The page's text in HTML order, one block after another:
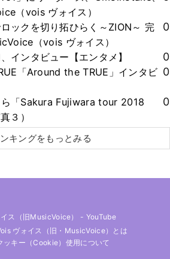
（vois ヴォイス）
ロックを切り拓ひらく～ZION～ 完
（vois ヴォイス）
0
インタビュー【エンタメ】
0
「Around the TRUE」インタビ 0
ら「Sakura Fujiwara tour 2018
３）
0
キングをもっとみる
ス（旧MusicVoice） - YouTube
ヴォイス（旧・MusicVoice）とは
ッキー（cookie）使用について